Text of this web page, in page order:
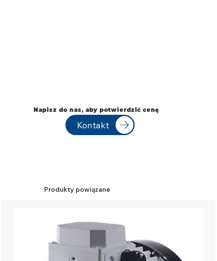
Napisz do nas, aby potwierdzić cenę
Kontakt
Produkty powiązane